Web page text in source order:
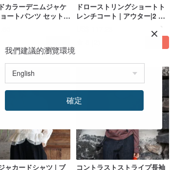
カラーデニムジャケ
ートパンツ セットア
ャケット | パンツ | 春
ドローストリングショートト
レンチコート | アウター|2 色 |
ャカードシャツ | ブ
コントラストストライプ長袖
我們建議的瀏覽環境
確定